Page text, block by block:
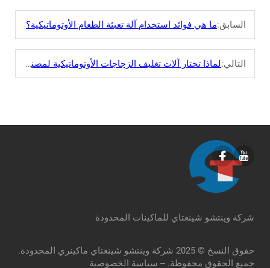
السابق:ما هي فوائد استخدام آلة تعبئة الطعام الأوتوماتيكية؟
التالي:لماذا تختار آلات تغليف الزجاجات الأوتوماتيكية لمصنعك؟
شركة وينتشو شينغتاي للماكينات المحدودة
حقوق النسخ © 2025 شركة وينتشو شينغتاي ماكينري المحدودة.
جميع الحقوق محفوظة. -- سياسة الخصوصية